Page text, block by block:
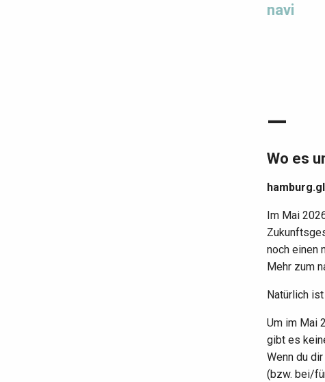
navi
—
Wo es
Im Mai
noch einen
Mehr zum
Natürlich
Um im Mai
gibt es
Wenn du
(bzw. bei/